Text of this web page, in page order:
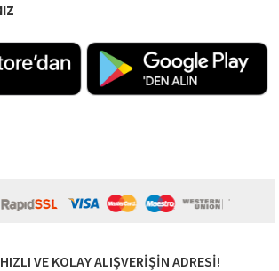
VE KOLAY ALIŞVERIŞIN ADRESI!